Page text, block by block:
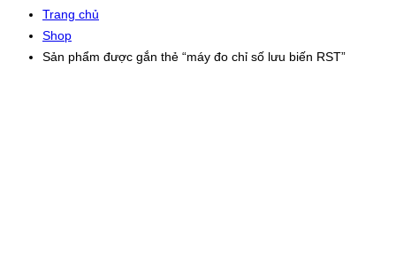
Trang chủ
Shop
Sản phẩm được gắn thẻ “máy đo chỉ số lưu biến RST”